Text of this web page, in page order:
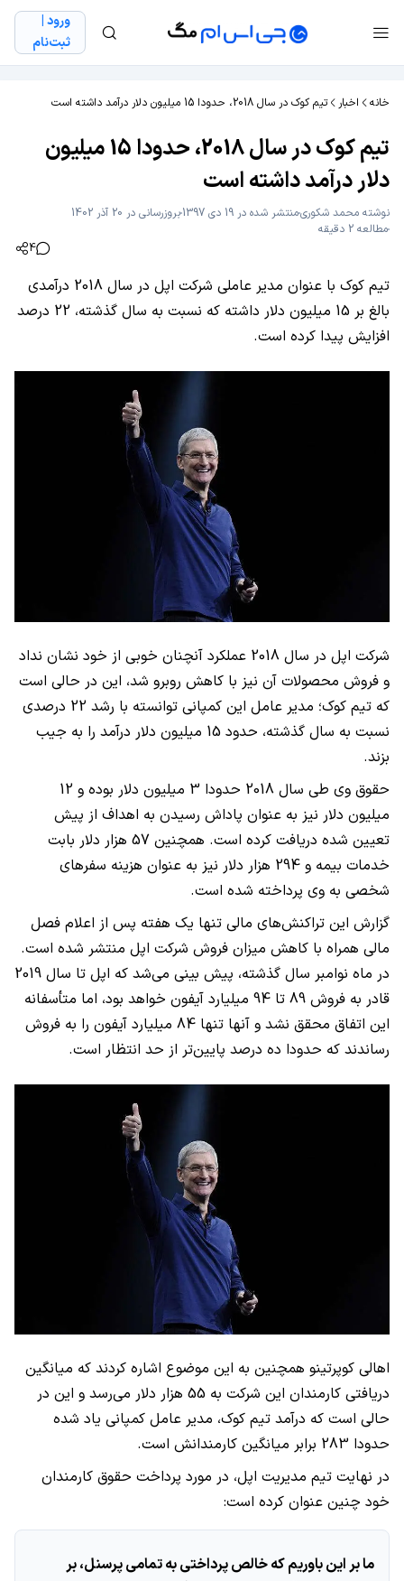
ورود |
ثبت‌نام
خانه اخبار تیم کوک در سال 2018، حدودا 15 میلیون دلار درآمد داشته است
تیم کوک در سال 2018، حدودا 15 میلیون
دلار درآمد داشته است
نوشته محمد شکوریمنتشر شده در 19 دی 1397
بروزرسانی در 20 آذر 1402
مطالعه 2 دقیقه
4
تیم کوک با عنوان مدیر عاملی شرکت اپل در سال 2018 درآمدی
بالغ بر 15 میلیون دلار داشته که نسبت به سال گذشته، 22 درصد
افزایش پیدا کرده است.
شرکت اپل در سال 2018 عملکرد آنچنان خوبی از خود نشان نداد
و فروش محصولات آن نیز با کاهش روبرو شد، این در حالی است
که تیم کوک؛ مدیر عامل این کمپانی توانسته با رشد 22 درصدی
نسبت به سال گذشته، حدود 15 میلیون دلار درآمد را به جیب
بزند.
حقوق وی طی سال 2018 حدودا 3 میلیون دلار بوده و 12
میلیون دلار نیز به عنوان پاداش رسیدن به اهداف از پیش
تعیین شده دریافت کرده است. همچنین 57 هزار دلار بابت
خدمات بیمه و 294 هزار دلار نیز به عنوان هزینه سفرهای
شخصی به وی پرداخته شده است.
گزارش این تراکنش‌های مالی تنها یک هفته پس از اعلام فصل
مالی همراه با کاهش میزان فروش شرکت اپل منتشر شده است.
در ماه نوامبر سال گذشته، پیش بینی می‌شد که اپل تا سال 2019
قادر به فروش 89 تا 94 میلیارد آیفون خواهد بود، اما متأسفانه
این اتفاق محقق نشد و آنها تنها 84 میلیارد آیفون را به فروش
رساندند که حدودا ده درصد پایین‌تر از حد انتظار است.
اهالی کوپرتینو همچنین به این موضوع اشاره کردند که میانگین
دریافتی کارمندان این شرکت به 55 هزار دلار می‌رسد و این در
حالی است که درآمد تیم کوک، مدیر عامل کمپانی یاد شده
حدودا 283 برابر میانگین کارمندانش است.
در نهایت تیم مدیریت اپل، در مورد پرداخت حقوق کارمندان
خود چنین عنوان کرده است:
ما بر این باوریم که خالص پرداختی به تمامی پرسنل، بر